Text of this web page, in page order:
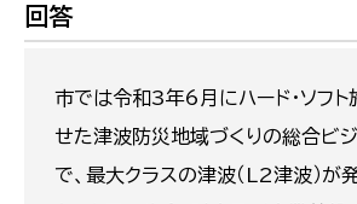
回答
市では令和3年6月にハード・ソフ
せた津波防災地域づくりの総合ビ
で、最大クラスの津波（L2津波）が